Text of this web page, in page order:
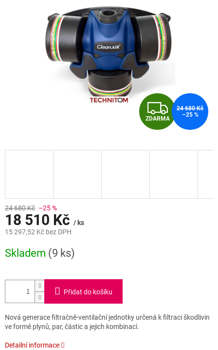
Z
D
A
ZDARMA
24 680 Kč
–25 %
24 680 Kč –25 %
18 510 Kč / ks
15 297,52 Kč bez DPH
cena:
Skladem (9 ks)
Přidat do košíku
Nová generace filtračně-ventilační jednotky určená k filtraci škodlivin
ve formě plynů, par, částic a jejich kombinací.
Detailní informace